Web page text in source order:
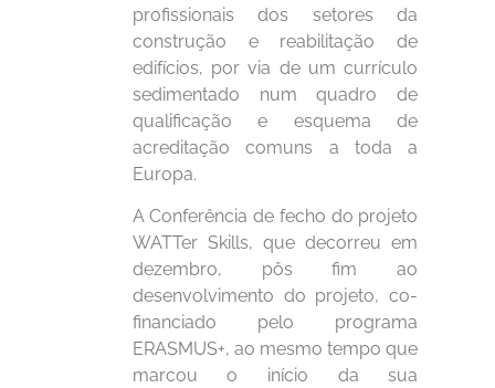
profissionais dos setores da
construção e reabilitação de
edifícios, por via de um currículo
sedimentado num quadro de
qualificação e esquema de
acreditação comuns a toda a
Europa.
A Conferência de fecho do projeto
WATTer Skills, que decorreu em
dezembro, pôs fim ao
desenvolvimento do projeto, co-
financiado pelo programa
ERASMUS+, ao mesmo tempo que
marcou o início da sua